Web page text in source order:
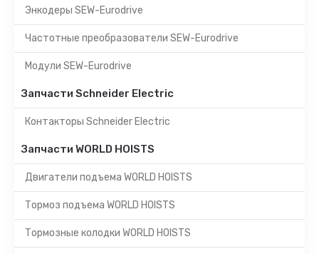
Энкодеры SEW-Eurodrive
Частотные преобразователи SEW-Eurodrive
Модули SEW-Eurodrive
Запчасти Schneider Electric
Контакторы Schneider Electric
Запчасти WORLD HOISTS
Двигатели подъема WORLD HOISTS
Тормоз подъема WORLD HOISTS
Тормозные колодки WORLD HOISTS